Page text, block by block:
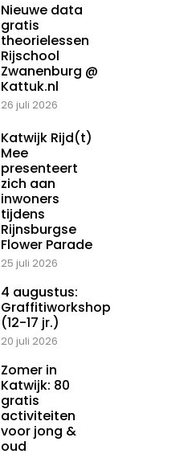
Nieuwe data
gratis
theorielessen
Rijschool
Zwanenburg @
Kattuk.nl
26 juli 2026
Katwijk Rijd(t)
Mee
presenteert
zich aan
inwoners
tijdens
Rijnsburgse
Flower Parade
25 juli 2026
4 augustus:
Graffitiworkshop
(12-17 jr.)
20 juli 2026
Zomer in
Katwijk: 80
gratis
activiteiten
voor jong &
oud